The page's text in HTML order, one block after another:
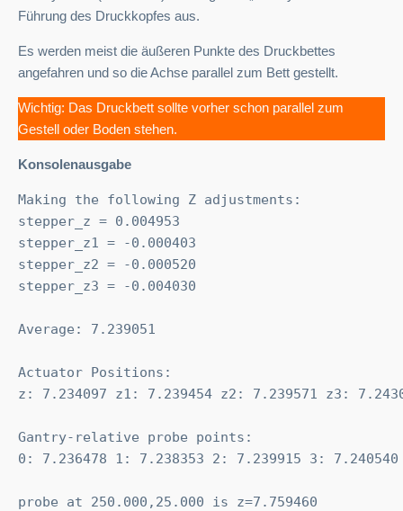
Führung des Druckkopfes aus.
Es werden meist die äußeren Punkte des Druckbettes
angefahren und so die Achse parallel zum Bett gestellt.
Wichtig: Das Druckbett sollte vorher schon parallel zum
Gestell oder Boden stehen.
Konsolenausgabe
Making the following Z adjustments:
stepper_z = 0.004953
stepper_z1 = -0.000403
stepper_z2 = -0.000520
stepper_z3 = -0.004030
Average: 7.239051
Actuator Positions:
z: 7.234097 z1: 7.239454 z2: 7.239571 z3:
Gantry-relative probe points:
0: 7.236478 1: 7.238353 2: 7.239915 3: 7.240540
probe at 250.000,25.000 is z=7.759460